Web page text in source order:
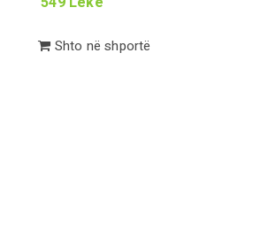
Shto në shportë